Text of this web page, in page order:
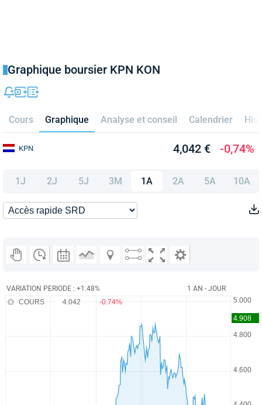
Graphique boursier KPN KON
Cours Graphique Analyse et conseil Calendrier
KPN 4,042 € -0,74%
1J 2J 5J 3M 1A 2A 5A 10A
VARIATION PERIODE : +1.48% 1 AN - JOUR
COURS 4.042 -0.74%